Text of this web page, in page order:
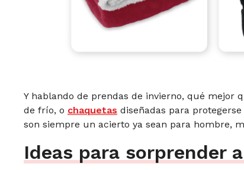
Y hablando de prendas de invierno, qué mejor
de frío, o chaquetas diseñadas para
son siempre un acierto ya sean para hombre,
Ideas para sorprender